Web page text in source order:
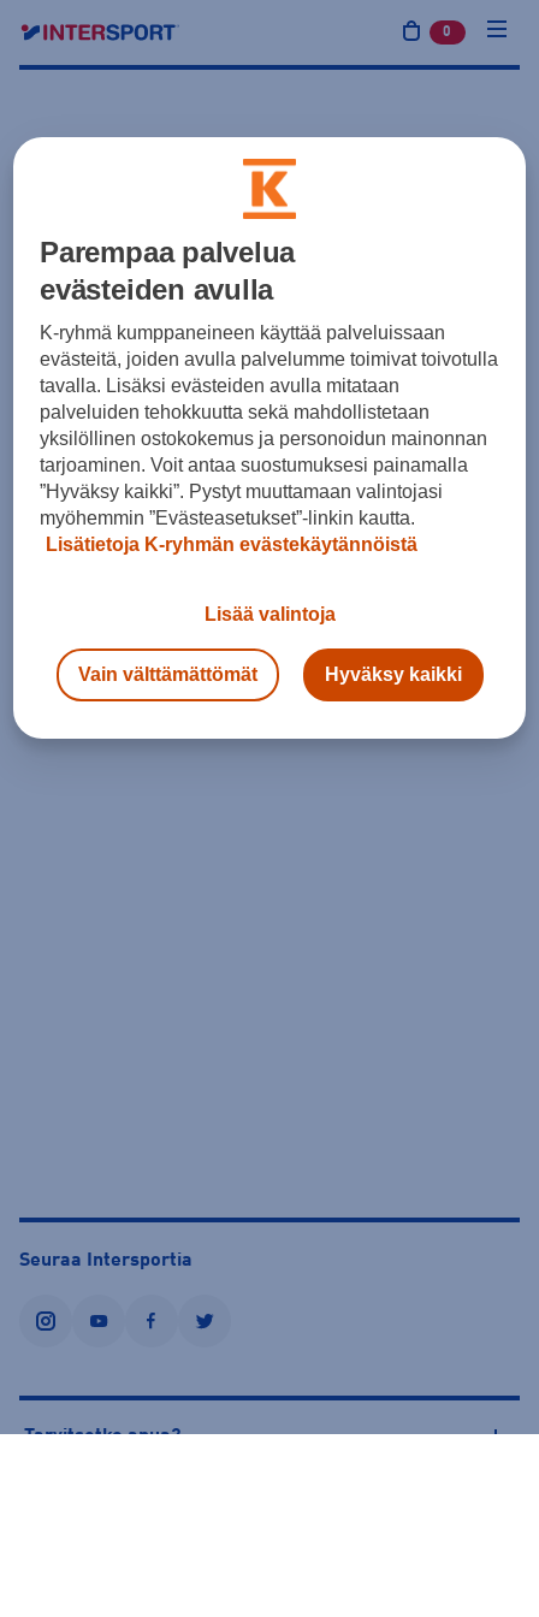
0 tuotetta
Seuraa Intersportia
instagramyoutubefacebooktwitter
Tarvitsetko apua?
Parempaa palvelua
evästeiden avulla
K-ryhmä kumppaneineen käyttää palveluissaan
evästeitä, joiden avulla palvelumme toimivat toivotulla
tavalla. Lisäksi evästeiden avulla mitataan
palveluiden tehokkuutta sekä mahdollistetaan
yksilöllinen ostokokemus ja personoidun mainonnan
tarjoaminen. Voit antaa suostumuksesi painamalla
”Hyväksy kaikki”. Pystyt muuttamaan valintojasi
myöhemmin ”Evästeasetukset”-linkin kautta.
Lisätietoja K-ryhmän evästekäytännöistä
Lisää valintoja
Vain välttämättömät Hyväksy kaikki